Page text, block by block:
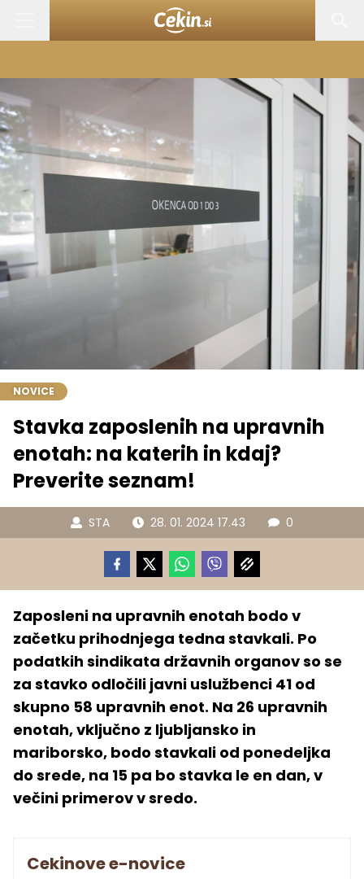
NOVICE
Stavka zaposlenih na upravnih
enotah: na katerih in kdaj?
Preverite seznam!
STA 28. 01. 2024 17.43 0
Zaposleni na upravnih enotah bodo v
začetku prihodnjega tedna stavkali. Po
podatkih sindikata državnih organov so se
za stavko odločili javni uslužbenci 41 od
skupno 58 upravnih enot. Na 26 upravnih
enotah, vključno z ljubljansko in
mariborsko, bodo stavkali od ponedeljka
do srede, na 15 pa bo stavka le en dan, v
večini primerov v sredo.
Cekinove e-novice